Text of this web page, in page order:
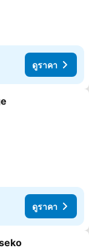
ดูราคา
โปรด
ดูราคา